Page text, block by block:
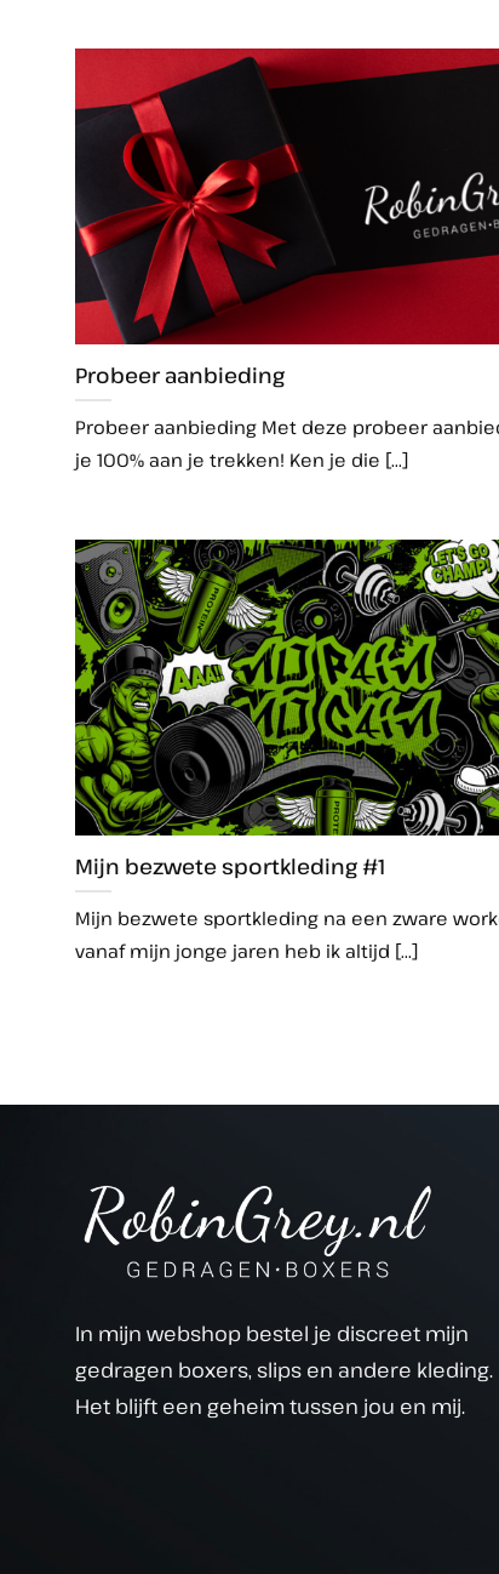
Probeer aanbieding
Probeer aanbieding Met deze probeer
je 100% aan je trekken! Ken je die [...]
Mijn bezwete sportkleding #1
Mijn bezwete sportkleding na een zware
vanaf mijn jonge jaren heb ik altijd [...]
In mijn webshop bestel je discreet mijn
gedragen boxers, slips en andere kleding.
Het blijft een geheim tussen jou en mij.